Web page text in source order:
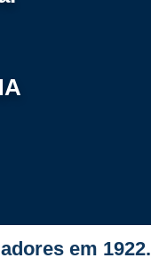
em 1922.